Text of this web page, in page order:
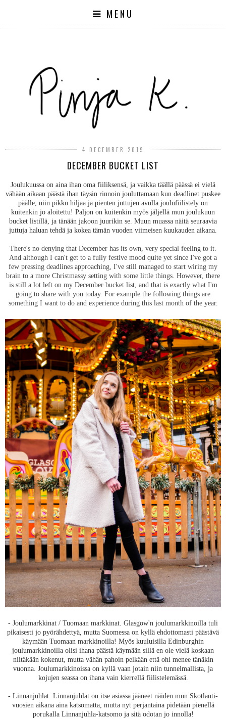
MENU
4 DECEMBER 2019
DECEMBER BUCKET LIST
Joulukuussa on aina ihan oma fiiliksensä, ja vaikka täällä päässä ei vielä
vähään aikaan päästä ihan täysin rinnoin jouluttamaan kun deadlinet puskee
päälle, niin pikku hiljaa ja pienten juttujen avulla joulufiilistely on
kuitenkin jo aloitettu! Paljon on kuitenkin myös jäljellä mun joulukuun
bucket listillä, ja tänään jakoon juurikin se. Muun muassa näitä seuraavia
juttuja haluan tehdä ja kokea tämän vuoden viimeisen kuukauden aikana.
There's no denying that December has its own, very special feeling to it.
And although I can't get to a fully festive mood quite yet since I've got a
few pressing deadlines approaching, I've still managed to start wiring my
brain to a more Christmassy setting with some little things. However, there
is still a lot left on my December bucket list, and that is exactly what I'm
going to share with you today. For example the following things are
something I want to do and experience during this last month of the year.
- Joulumarkkinat / Tuomaan markkinat. Glasgow'n joulumarkkinoilla tuli
pikaisesti jo pyörähdettyä, mutta Suomessa on kyllä ehdottomasti päästävä
käymään Tuomaan markkinoilla! Myös kuuluisilla Edinburghin
joulumarkkinoilla olisi ihana päästä käymään sillä en ole vielä koskaan
niitäkään kokenut, mutta vähän pahoin pelkään että ohi menee tänäkin
vuonna. Joulumarkkinoissa on kyllä vaan jotain niin tunnelmallista, ja
kojujen seassa on ihana vain kierrellä fiilistelemässä.
- Linnanjuhlat. Linnanjuhlat on itse asiassa jääneet näiden mun Skotlanti-
vuosien aikana aina katsomatta, mutta nyt perjantaina pidetään pienellä
porukalla Linnanjuhla-katsomo ja sitä odotan jo innolla!